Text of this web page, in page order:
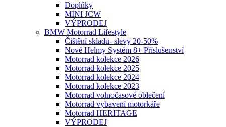
Doplňky
MINI JCW
VÝPRODEJ
BMW Motorrad Lifestyle
Čištění skladu- slevy 20-50%
Nové Helmy Systém 8+ Příslušenství
Motorrad kolekce 2026
Motorrad kolekce 2025
Motorrad kolekce 2024
Motorrad kolekce 2023
Motorrad volnočasové oblečení
Motorrad vybavení motorkáře
Motorrad HERITAGE
VÝPRODEJ